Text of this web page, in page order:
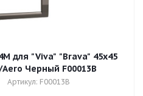
для "Viva" "Brava" 45x45
Черный F00013B
Артикул: F00013B